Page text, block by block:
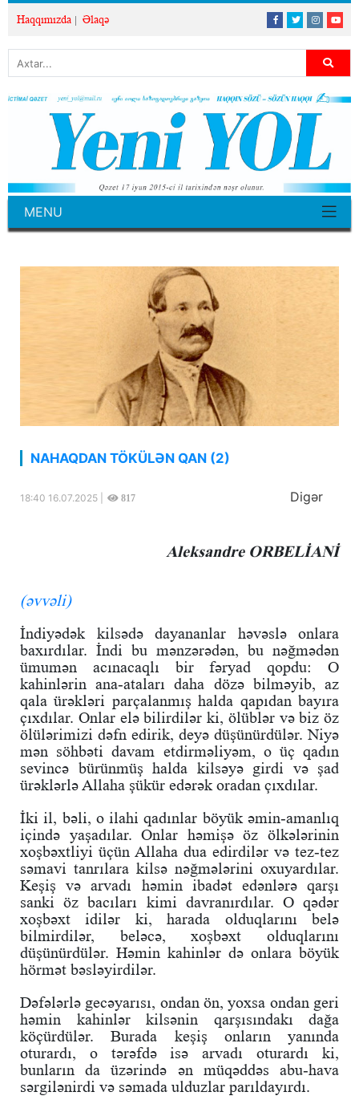
Haqqımızda Əlaqə
MENU
NAHAQDAN TÖKÜLƏN QAN (2)
18:40 16.07.2025 | 817 Digər
Aleksandre ORBELİANİ
(əvvəli)
İndiyədək kilsədə dayananlar həvəslə onlara
baxırdılar. İndi bu mənzərədən, bu nəğmədən
ümumən acınacaqlı bir fəryad qopdu: O
kahinlərin ana-ataları daha dözə bilməyib, az
qala ürəkləri parçalanmış halda qapıdan bayıra
çıxdılar. Onlar elə bilirdilər ki, ölüblər və biz öz
ölülərimizi dəfn edirik, deyə düşünürdülər. Niyə
mən söhbəti davam etdirməliyəm, o üç qadın
sevincə bürünmüş halda kilsəyə girdi və şad
ürəklərlə Allaha şükür edərək oradan çıxdılar.
İki il, bəli, o ilahi qadınlar böyük əmin-amanlıq
içində yaşadılar. Onlar həmişə öz ölkələrinin
xoşbəxtliyi üçün Allaha dua edirdilər və tez-tez
səmavi tanrılara kilsə nəğmələrini oxuyardılar.
Keşiş və arvadı həmin ibadət edənlərə qarşı
sanki öz bacıları kimi davranırdılar. O qədər
xoşbəxt idilər ki, harada olduqlarını belə
bilmirdilər, beləcə, xoşbəxt olduqlarını
düşünürdülər. Həmin kahinlər də onlara böyük
hörmət bəsləyirdilər.
Dəfələrlə gecəyarısı, ondan ön, yoxsa ondan geri
həmin kahinlər kilsənin qarşısındakı dağa
köçürdülər. Burada keşiş onların yanında
oturardı, o tərəfdə isə arvadı oturardı ki,
bunların da üzərində ən müqəddəs abu-hava
sərgilənirdi və səmada ulduzlar parıldayırdı.